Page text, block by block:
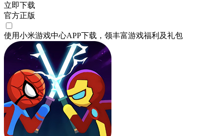
立即下载
官方正版
使用小米游戏中心APP下载 ，领丰富游戏福利 及礼包